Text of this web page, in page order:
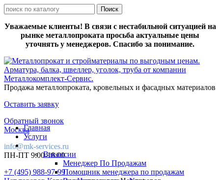
Уважаемые клиенты! В связи с нестабильной ситуацией на
рынке металлопроката просьба актуальные цены
уточнять у менеджеров. Спасибо за понимание.
Продажа металлопроката, кровельных и фасадных материалов
Оставить заявку
Обратный звонок
Москва
info@mk-services.ru
ПН-ПТ 9:00-18:00
+7 (495) 988-97-99
Главная
Услуги
Вакансии
Менеджер По Продажам
Помощник менеджера по продажам